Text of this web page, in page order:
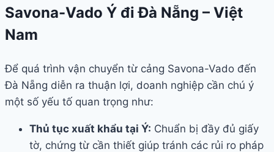
Savona-Vado Ý đi Đà Nẵng – Việt
Nam
Để quá trình vận chuyển từ cảng Savona-Vado đến
Đà Nẵng diễn ra thuận lợi, doanh nghiệp cần chú ý
một số yếu tố quan trọng như:
Thủ tục xuất khẩu tại Ý: Chuẩn bị đầy đủ giấy
tờ, chứng từ cần thiết giúp tránh các rủi ro pháp